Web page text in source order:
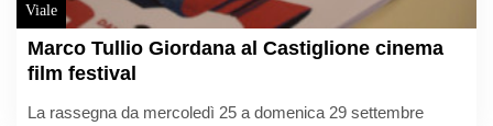
Viale
Marco Tullio Giordana al Castiglione cinema
film festival
La rassegna da mercoledì 25 a domenica 29 settembre